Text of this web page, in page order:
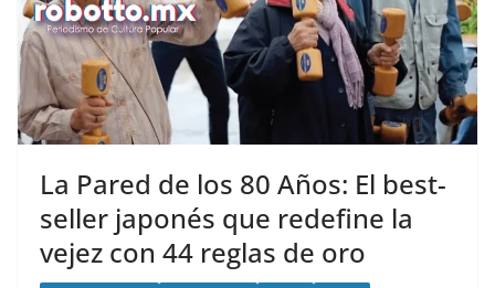
La Pared de los 80 Años: El best-
seller japonés que redefine la
vejez con 44 reglas de oro